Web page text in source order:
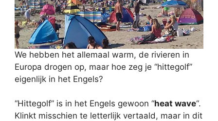
We hebben het allemaal warm, de rivieren in
Europa drogen op, maar hoe zeg je “hittegolf”
eigenlijk in het Engels?
“Hittegolf” is in het Engels gewoon “heat wave“.
Klinkt misschien te letterlijk vertaald, maar in dit